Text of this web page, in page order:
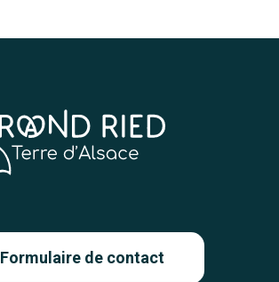
Formulaire de contact